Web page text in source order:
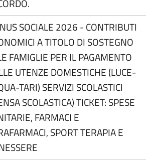
SOCIALE 2026 - CONTRIBUTI
A TITOLO DI SOSTEGNO
FAMIGLIE PER IL PAGAMENTO
UTENZE DOMESTICHE (LUCE-
TARI) SERVIZI SCOLASTICI
SCOLASTICA) TICKET: SPESE
FARMACI E
SPORT TERAPIA E